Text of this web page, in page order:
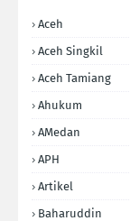
Aceh
Aceh Singkil
Aceh Tamiang
Ahukum
AMedan
APH
Artikel
Baharuddin